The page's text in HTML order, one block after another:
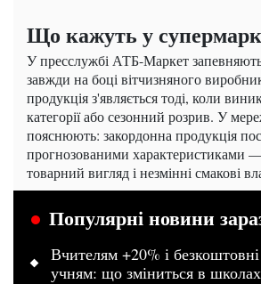
Що кажуть у
У пресслужбі АТБ-Маркет
завжди на боці вітчизняного
продукція з'являється тоді, коли
категорії або сезонний розрив. У
пояснюють: закордонна продукція
прогнозованими характеристиками
товарний вигляд і незмінні смакові
Популярні новини
Вчителям +20% і
учням: що зміниться в